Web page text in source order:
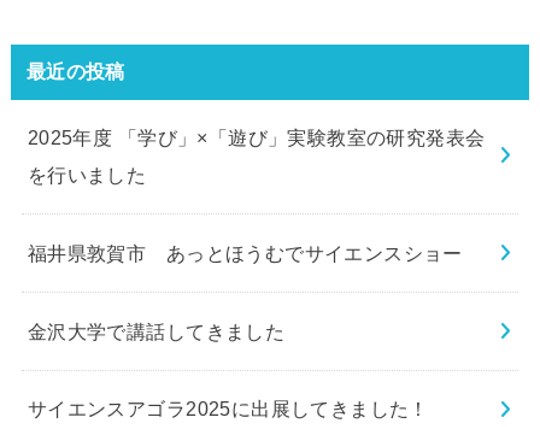
最近の投稿
2025年度 「学び」×「遊び」実験教室の研究発表会
を行いました
福井県敦賀市 あっとほうむでサイエンスショー
金沢大学で講話してきました
サイエンスアゴラ2025に出展してきました！